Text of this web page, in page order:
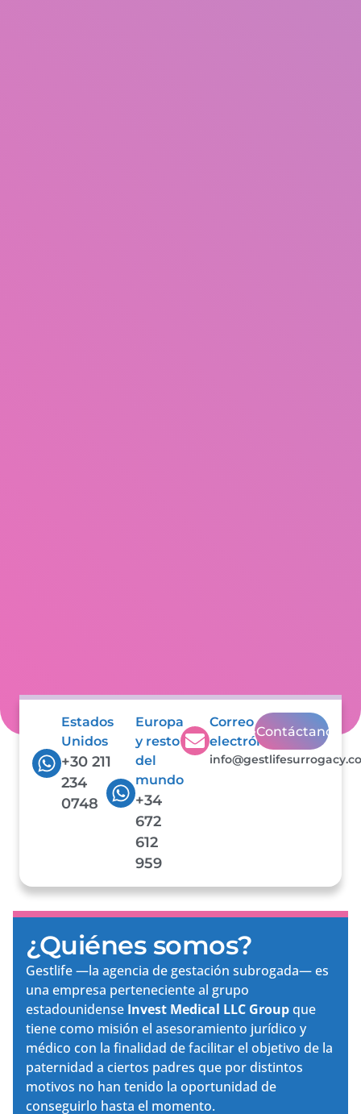
Estados
Unidos
+30 211
234
0748
Europa
y resto
del
mundo
+34
672
612
959
Correo
electrónico
Contáctanos
¿Quiénes somos?
Gestlife —la agencia de gestación subrogada— es
una empresa perteneciente al grupo
estadounidense Invest Medical LLC Groupque
tiene como misión el asesoramiento jurídico y
médico con la finalidad de facilitar el objetivo de la
paternidad a ciertos padres que por distintos
motivos no han tenido la oportunidad de
conseguirlo hasta el momento.